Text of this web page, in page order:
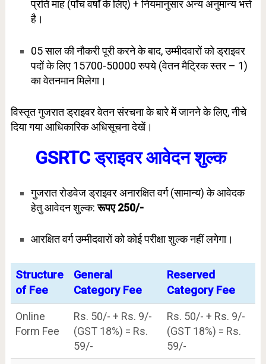
प्रति माह(पाँच वर्षों के लिए) + नियमानुसार अन्य अनुमान्य भत्ते
है।
05 साल की नौकरी पूरी करने के बाद, उम्मीदवारों को ड्राइवर
पदों के लिए 15700-50000 रुपये (वेतन मैट्रिक स्तर – 1)
का वेतनमान मिलेगा।
विस्तृत गुजरात ड्राइवर वेतन संरचना के बारे में जानने के लिए, नीचे
दिया गया आधिकारिक अधिसूचना देखें।
GSRTC ड्राइवरआवेदन शुल्क
गुजरात रोडवेज ड्राइवर अनारक्षित वर्ग (सामान्य) के आवेदक
हेतु आवेदन शुल्क:रूपए 250/-
आरक्षित वर्ग उम्मीदवारों को कोई परीक्षा शुल्क नहीं लगेगा।
Structure
of Fee
General
Category Fee
Reserved
Category Fee
Online
Form Fee
Rs. 50/- + Rs. 9/-
(GST 18%) = Rs.
59/-
Rs. 50/- + Rs. 9/-
(GST 18%) = Rs.
59/-